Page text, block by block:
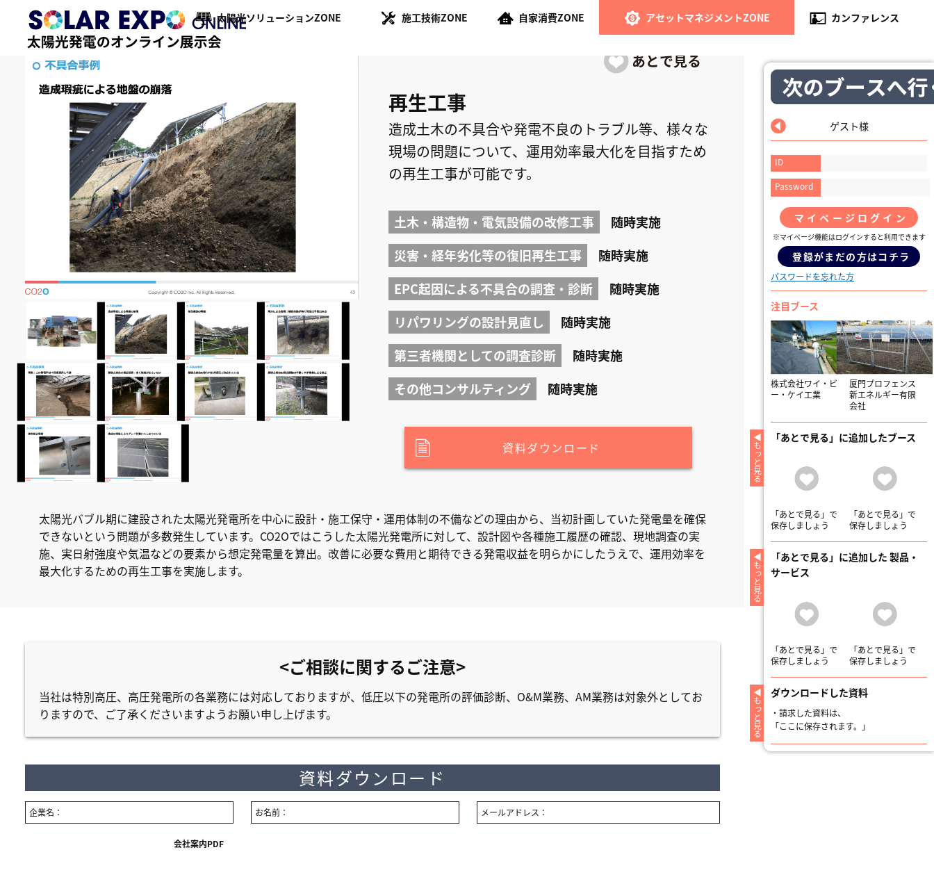
太陽光ソリューションZONE 施工技術ZONE 自家消費ZONE アセットマネジメントZONE カンファレンス
再生工事
造成土木の不具合や発電不良のトラブル等、様々な
現場の問題について、運用効率最大化を目指すため
の再生工事が可能です。
土木・構造物・電気設備の改修工事
随時実施
災害・経年劣化等の復旧再生工事
随時実施
EPC起因による不具合の調査・診断
随時実施
リパワリングの設計見直し
随時実施
第三者機関としての調査診断
随時実施
その他コンサルティング
随時実施
資料ダウンロード
太陽光バブル期に建設された太陽光発電所を中心に設計・施工保守・運用体制の不備などの理由から、当初計画していた発電量を確保
できないという問題が多数発生しています。CO2Oではこうした太陽光発電所に対して、設計図や各種施工履歴の確認、現地調査の実
施、実日射強度や気温などの要素から想定発電量を算出。改善に必要な費用と期待できる発電収益を明らかにしたうえで、運用効率を
最大化するための再生工事を実施します。
<ご相談に関するご注意>
当社は特別高圧、高圧発電所の各業務には対応しておりますが、低圧以下の発電所の評価診断、O&M業務、AM業務は対象外としてお
りますので、ご了承くださいますようお願い申し上げます。
資料ダウンロード
企業名： お名前： メールアドレス：
会社案内PDF
ゲスト様
ID
Password
マイページログイン
※マイページ機能はログインすると利用できます
登録がまだの方はコチラ
パスワードを忘れた方
注目ブース
株式会社ワイ・ビ
ー・ケイ工業
厦門プロフェンス
新エネルギー有限
会社
「あとで見る」に追加したブース
「あとで見る」で
保存しましょう
「あとで見る」で
保存しましょう
もっと見る
「あとで見る」に追加した 製品・
サービス
「あとで見る」で
保存しましょう
「あとで見る」で
保存しましょう
もっと見る
ダウンロードした資料
・ 請求した資料は、
「ここに保存されます。」
もっと見る